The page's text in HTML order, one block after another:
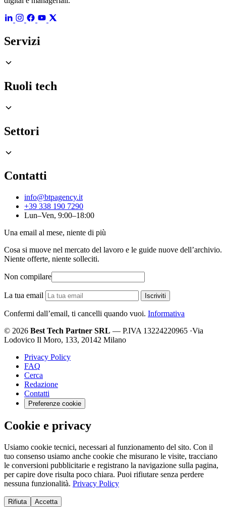
Servizi
Ruoli tech
Settori
Contatti
info@btpagency.it
+39 338 190 7290
Lun–Ven, 9:00–18:00
Una email al mese, niente di più
Cosa si muove nel mercato del lavoro e le guide nuove dell’archivio.
Niente offerte, niente solleciti.
Non compilare
La tua email Iscriviti
Confermi dall’email, ti cancelli quando vuoi. Informativa
© 2026 Best Tech Partner SRL — P.IVA 13224220965 ·Via
Lodovico Il Moro, 133, 20142 Milano
Privacy Policy
FAQ
Cerca
Redazione
Contatti
Preferenze cookie
Cookie e privacy
Usiamo cookie tecnici, necessari al funzionamento del sito. Con il
tuo consenso usiamo anche cookie che misurano le visite, tracciano
le conversioni pubblicitarie e registrano la navigazione sulla pagina,
per capire dove risulta poco chiara. Puoi rifiutare senza perdere
nessuna funzionalità. Privacy Policy
Rifiuta Accetta